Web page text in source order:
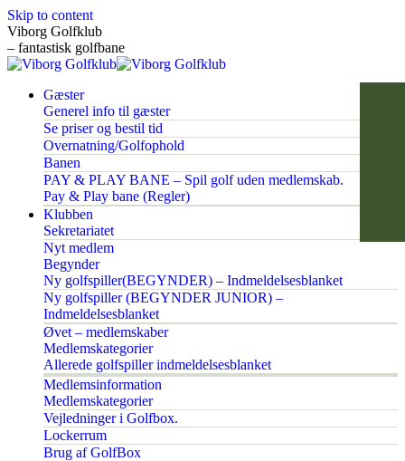
Skip to content
Viborg Golfklub
– fantastisk golfbane
Gæster
Generel info til gæster
Se priser og bestil tid
Overnatning/Golfophold
Banen
PAY & PLAY BANE – Spil golf uden medlemskab.
Pay & Play bane (Regler)
Klubben
Sekretariatet
Nyt medlem
Begynder
Ny golfspiller(BEGYNDER) – Indmeldelsesblanket
Ny golfspiller (BEGYNDER JUNIOR) –
Indmeldelsesblanket
Øvet – medlemskaber
Medlemskategorier
Allerede golfspiller indmeldelsesblanket
Medlemsinformation
Medlemskategorier
Vejledninger i Golfbox.
Lockerrum
Brug af GolfBox